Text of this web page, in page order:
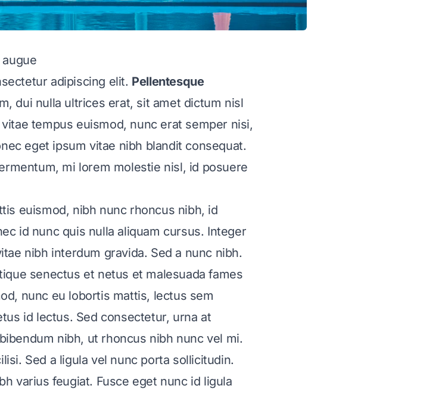
adipiscing elit. Pellentesque
dui nulla ultrices erat, sit amet dictum nisl
tempus euismod, nunc erat semper nisi,
eget ipsum vitae nibh blandit consequat.
mi lorem molestie nisl, id posuere
euismod, nibh nunc rhoncus nibh, id
id nunc quis nulla aliquam cursus. Integer
nibh interdum gravida. Sed a nunc nibh.
senectus et netus et malesuada fames
nunc eu lobortis mattis, lectus sem
id lectus. Sed consectetur, urna at
nibh, ut rhoncus nibh nunc vel mi.
Sed a ligula vel nunc porta sollicitudin.
varius feugiat. Fusce eget nunc id ligula